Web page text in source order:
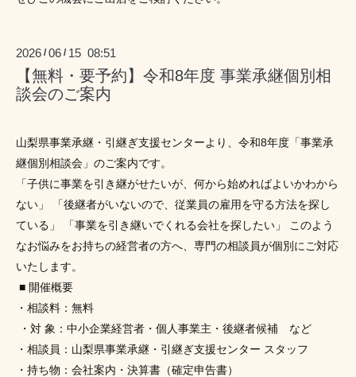
2026 /06 / 15 08:51
【無料・要予約】令和8年度 事業承継個別相
談会のご案内
山梨県事業承継・引継ぎ支援センターより、令和8年度「事業承
継個別相談会」のご案内です。
「子供に事業を引き継がせたいが、何から始めればよいかわから
ない」 「後継者がいないので、従業員の雇用を守る方法を探し
ている」 「事業を引き継いでくれる会社を探したい」 このよう
なお悩みをお持ちの経営者の方へ、専門の相談員が個別にご対応
いたします。
■ 開催概要
・相談料：無料
・対 象：中小企業経営者・個人事業主・後継者候補　など
・相談員：山梨県事業承継・引継ぎ支援センター スタッフ
・持ち物：会社案内・決算書（確定申告書）